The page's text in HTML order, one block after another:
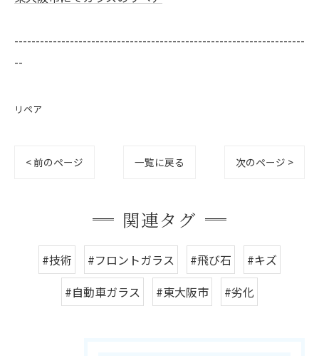
--------------------------------------------------------------------
--
リペア
< 前のページ 一覧に戻る 次のページ >
関連タグ
#技術 #フロントガラス #飛び石
#キズ
#自動車ガラス
#東大阪市 #劣化